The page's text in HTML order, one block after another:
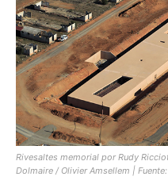
Rivesaltes memorial por Rudy
Dolmaire / Olivier Amsellem | Fuente: